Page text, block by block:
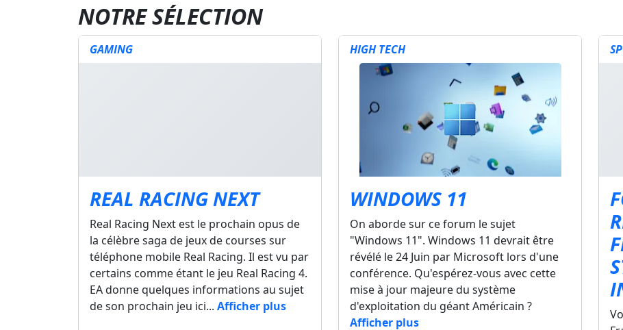
NOTRE SÉLECTION
GAMING
REAL RACING NEXT
Real Racing Next est le prochain opus de
la célèbre saga de jeux de courses sur
téléphone mobile Real Racing. Il est vu par
certains comme étant le jeu Real Racing 4.
EA donne quelques informations au sujet
de son prochain jeu ici... Afficher plus
HIGH TECH
WINDOWS 11
On aborde sur ce forum le sujet
"Windows 11". Windows 11 devrait être
révélé le 24 Juin par Microsoft lors d'une
conférence. Qu'espérez-vous avec cette
mise à jour majeure du système
d'exploitation du géant Américain ?
Afficher plus